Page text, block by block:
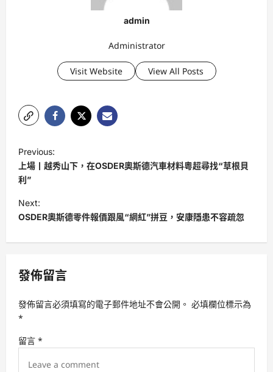
admin
Administrator
Visit Website View All Posts
o
s
t
n
a
i
a
t
i
Previous:
上場丨越秀山下，在OSDER奧斯德汽車材料粵超尋找“草根貝
利”
Next:
OSDER奧斯德零件報價跟風“網紅”拼豆，安康隱患不容疏忽
發佈留言
發佈留言必須填寫的電子郵件地址不會公開。 必填欄位標示為
*
留言 *